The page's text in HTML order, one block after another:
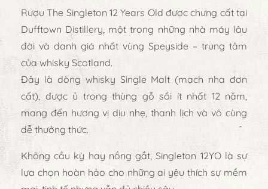
RượuThe Singleton 12 Years Old được chưng cất tại
Dufftown Distillery, một trong những nhà máy lâu
đời và danh giá nhất vùng Speyside – trung tâm
của whisky Scotland.
Đây là dòng whisky Single Malt (mạch nha đơn
cất), được ủ trong thùng gỗ sồi ít nhất 12 năm,
mang đến hương vị dịu nhẹ, thanh lịch và vô cùng
dễ thưởng thức.
Không cầu kỳ hay nồng gắt, Singleton 12YO là sự
lựa chọn hoàn hảo cho những ai yêu thích sự mềm